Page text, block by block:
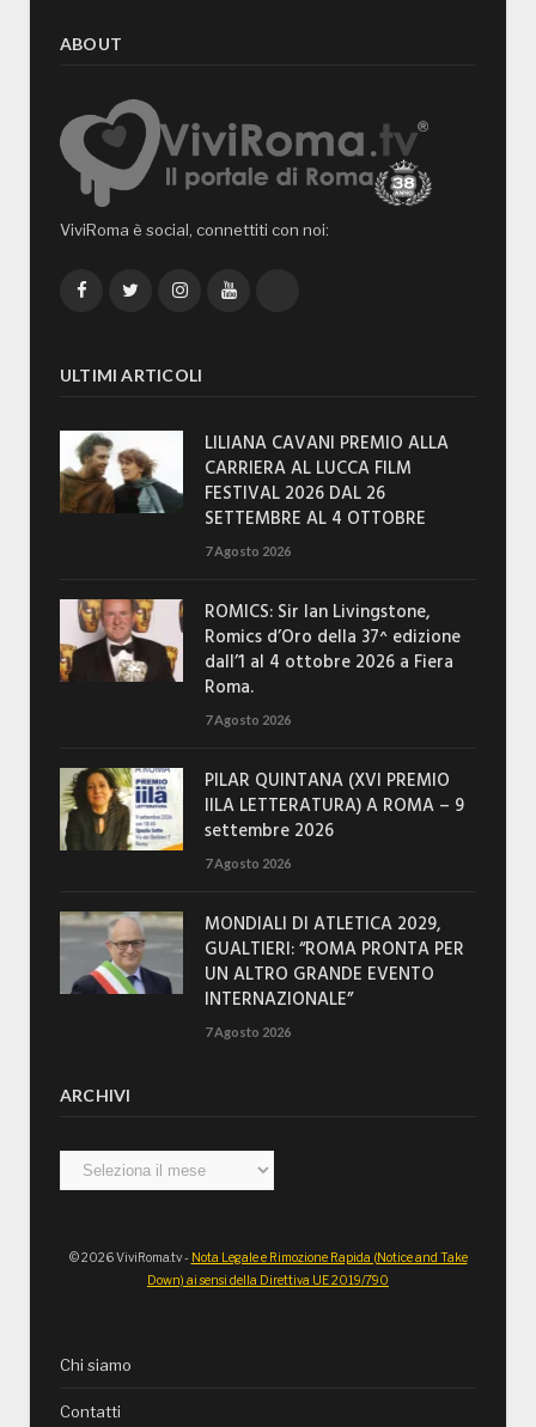
ABOUT
ViviRoma è social, connettiti con noi:
FacebookTwitterInstagramYouTube
ULTIMI ARTICOLI
LILIANA CAVANI PREMIO ALLA
CARRIERA AL LUCCA FILM
FESTIVAL 2026 DAL 26
SETTEMBRE AL 4 OTTOBRE
7 Agosto 2026
ROMICS: Sir Ian Livingstone,
Romics d’Oro della 37^ edizione
dall’1 al 4 ottobre 2026 a Fiera
Roma.
7 Agosto 2026
PILAR QUINTANA (XVI PREMIO
IILA LETTERATURA) A ROMA – 9
settembre 2026
7 Agosto 2026
MONDIALI DI ATLETICA 2029,
GUALTIERI: “ROMA PRONTA PER
UN ALTRO GRANDE EVENTO
INTERNAZIONALE”
7 Agosto 2026
ARCHIVI
Archivi
© 2026 ViviRoma.tv - Nota Legale e Rimozione Rapida (Notice and Take
Down) ai sensi della Direttiva UE 2019/790
Chi siamo
Contatti